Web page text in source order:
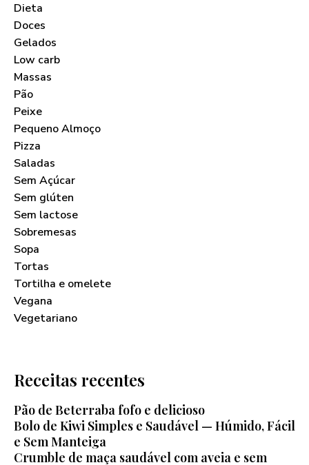
Dieta
Doces
Gelados
Low carb
Massas
Pão
Peixe
Pequeno Almoço
Pizza
Saladas
Sem Açúcar
Sem glúten
Sem lactose
Sobremesas
Sopa
Tortas
Tortilha e omelete
Vegana
Vegetariano
Receitas recentes
Pão de Beterraba fofo e delicioso
Bolo de Kiwi Simples e Saudável — Húmido, Fácil
e Sem Manteiga
Crumble de maça saudável com aveia e sem